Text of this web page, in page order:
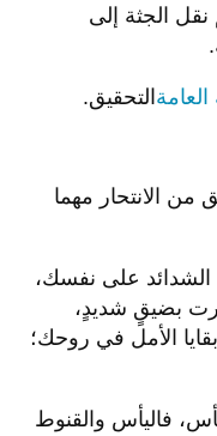
الجثة إلى
العامة التحقيق.
الانتحار مهما
الشدائد على نفسك،
بضيقٍ شديدٍ،
الأمل في روحك؛
فاليأس والقنوط